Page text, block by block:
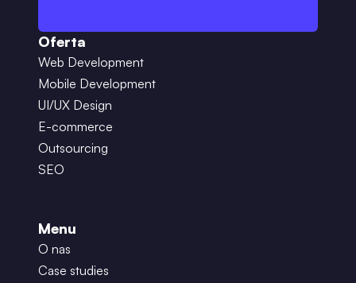
Oferta
Web Development
Mobile Development
UI/UX Design
E-commerce
Outsourcing
SEO
Menu
O nas
Case studies